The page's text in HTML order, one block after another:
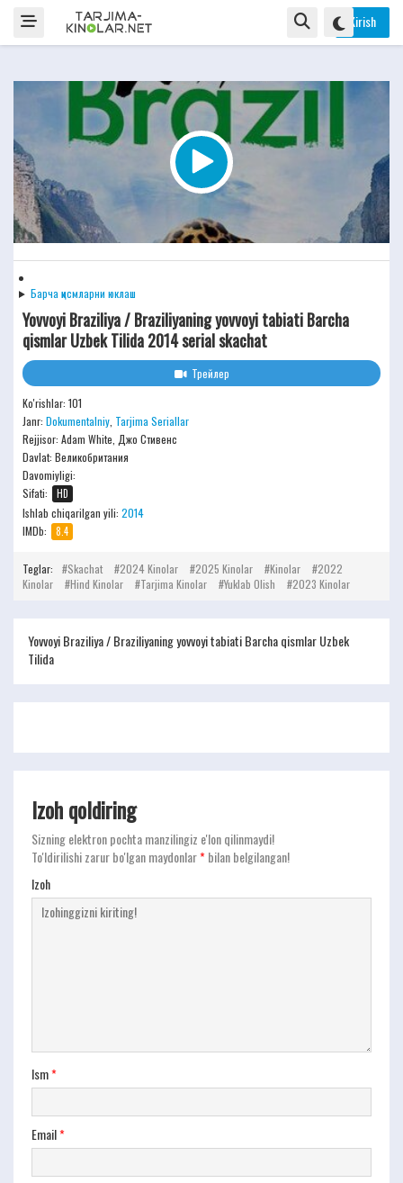
Kirish
Барча қисмларни юклаш
Yovvoyi Braziliya / Braziliyaning yovvoyi tabiati Barcha
qismlar Uzbek Tilida 2014 serial skachat
Трейлер
Ko'rishlar: 101
Janr: Dokumentalniy Tarjima Seriallar
Rejjisor: Adam White, Джо Стивенс
Davlat: Великобритания
Davomiyligi:
Sifati:
HD
Ishlab chiqarilgan yili: 2014
IMDb:
8.4
Teglar: Skachat 2024 Kinolar 2025 Kinolar Kinolar
2022
Kinolar
Hind Kinolar Tarjima Kinolar Yuklab Olish 2023 Kinolar
Yovvoyi Braziliya / Braziliyaning yovvoyi tabiati Barcha qismlar Uzbek
Tilida
Izoh qoldiring
Sizning elektron pochta manzilingiz e'lon qilinmaydi!
To'ldirilishi zarur bo'lgan maydonlar*bilan belgilangan!
Izoh
Ism*
Email*